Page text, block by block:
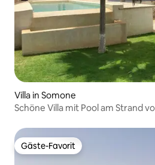
Villa in Somone
Schöne Villa mit Pool am Strand
Gäste-Favorit
Gäste-Favorit